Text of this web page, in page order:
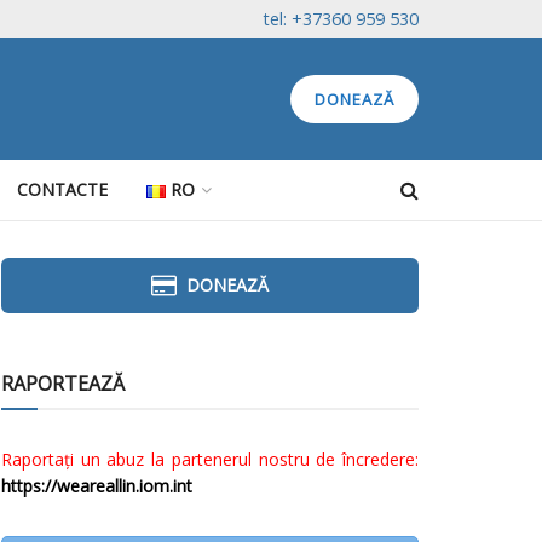
tel: +37360 959 530
DONEAZĂ
CONTACTE RO
DONEAZĂ
RAPORTEAZĂ
Raportați un abuz la partenerul nostru de încredere:
https://weareallin.iom.int